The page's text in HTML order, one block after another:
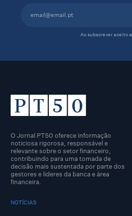
Ao subscrever aceito a
O Jornal PT50 oferece informação
noticiosa rigorosa, responsável e
relevante sobre o setor financeiro,
contribuindo para uma tomada de
decisão mais sustentada por parte dos
gestores e lideres da banca e área
financeira.
NOTÍCIAS